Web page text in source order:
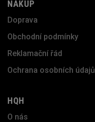
NÁKUP
Doprava
Obchodní podmínky
Reklamační řád
Ochrana osobních údajů
HQH
O nás